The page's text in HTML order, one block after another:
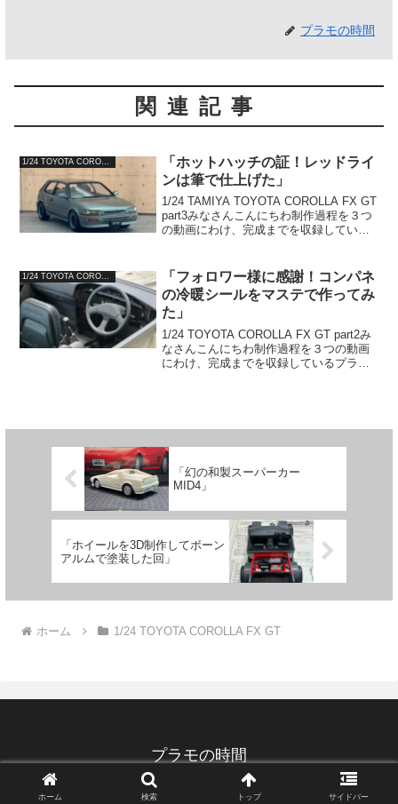
プラモの時間
関連記事
1/24 TOYOTA COROLLA FX GT
「ホットハッチの証！レッドライ
ンは筆で仕上げた」
1/24 TAMIYA TOYOTA COROLLA FX GT
part3みなさんこんにちわ制作過程を３つ
の動画にわけ、完成までを収録している
ずはクリア塗装からクリ...
1/24 TOYOTA COROLLA FX GT
「フォロワー様に感謝！コンパネ
の冷暖シールをマステで作ってみ
た」
1/24 TOYOTA COROLLA FX GT part2み
なさんこんにちわ制作過程を３つの動画
にわけ、完成までを収録しているプラモ
「幻の和製スーパーカー
MID4」
「ホイールを3D制作してボーン
アルムで塗装した回」
ホーム 1/24 TOYOTA COROLLA FX GT
プラモの時間
Copyright © 2020 プラモの時間 All Rights Reserved.
ホーム 検索 トップ サイドバー